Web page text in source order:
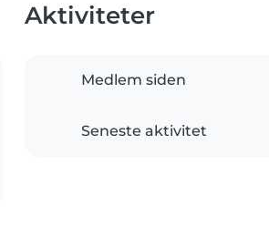
Aktiviteter
Medlem siden
Seneste aktivitet